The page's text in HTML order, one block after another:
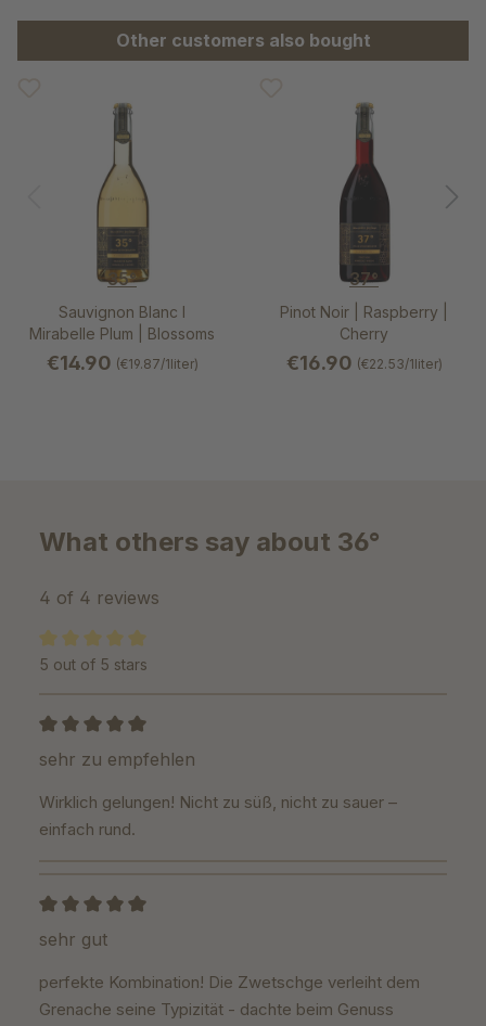
Skip product galleryOther customers also bought
35°
Sauvignon Blanc I
Mirabelle Plum | Blossoms
€14.90 (€19.87/1liter)
37°
Pinot Noir | Raspberry |
Cherry
€16.90 (€22.53/1liter)
What others say about 36°
4 of 4 reviews
Average rating of 5 out of 5 stars
5 out of 5 stars
Review with rating of 5 out of 5 stars
sehr zu empfehlen
Wirklich gelungen! Nicht zu süß, nicht zu sauer –
einfach rund.
Review with rating of 5 out of 5 stars
sehr gut
perfekte Kombination! Die Zwetschge verleiht dem
Grenache seine Typizität - dachte beim Genuss